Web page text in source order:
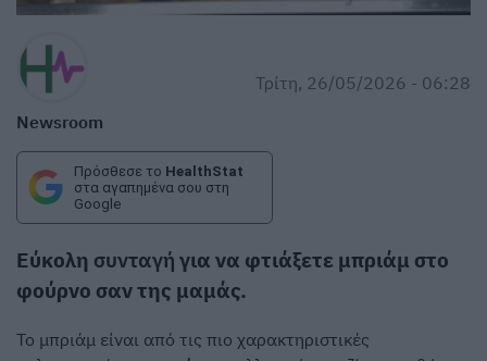
Newsroom
Τρίτη, 26/05/2026 - 06:28
Πρόσθεσε το HealthStat
στα αγαπημένα σου στη
Google
Εύκολη συνταγή για να φτιάξετε μπριάμ στο
φούρνο σαν της μαμάς.
Το μπριάμ είναι από τις πιο χαρακτηριστικές